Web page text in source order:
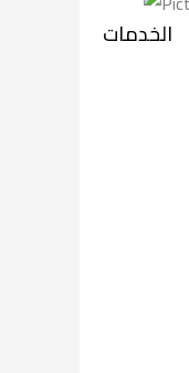
الخدمات